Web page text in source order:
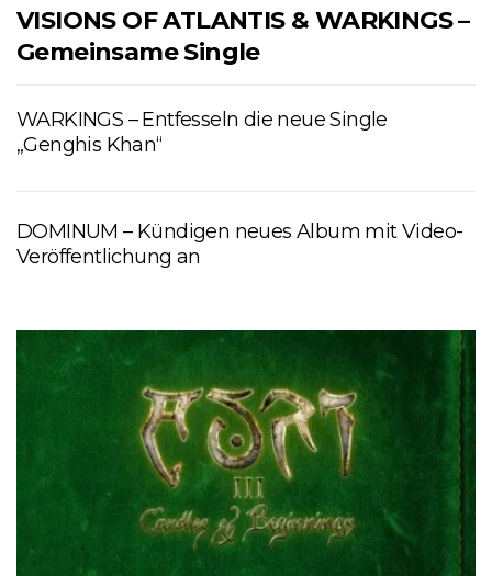
VISIONS OF ATLANTIS & WARKINGS –
Gemeinsame Single
WARKINGS – Entfesseln die neue Single
„Genghis Khan“
DOMINUM – Kündigen neues Album mit Video-
Veröffentlichung an